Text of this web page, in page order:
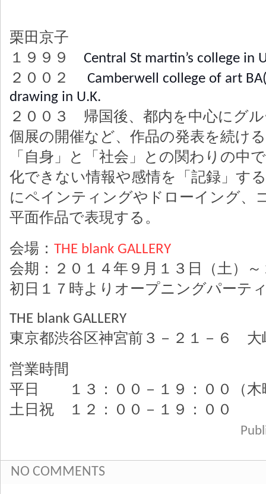
栗田京子
１９９９ Central St martin’s college in
２００２
Camberwell college of art
drawing in U.K.
２００３ 帰国後、都内を中心にグ
個展の開催など、作品の発表を続け
「自身」と「社会」との関わりの中
化できない情報や感情を「記録」す
にペインティングやドローイング、
平面作品で表現する。
会場： THE blank GALLERY
会期：２０１４年９月１３日（土）
初日１７時よりオープニングパーテ
THE blank GALLERY
東京都渋谷区神宮前３－２１－６ 大
営業時間
平日 １３：００－１９：００（木
土日祝 １２：００－１９：００
NO COMMENTS